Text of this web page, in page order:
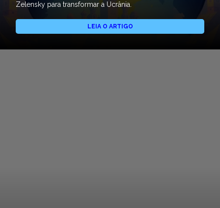
Zelensky para transformar a Ucrânia.
LEIA O ARTIGO